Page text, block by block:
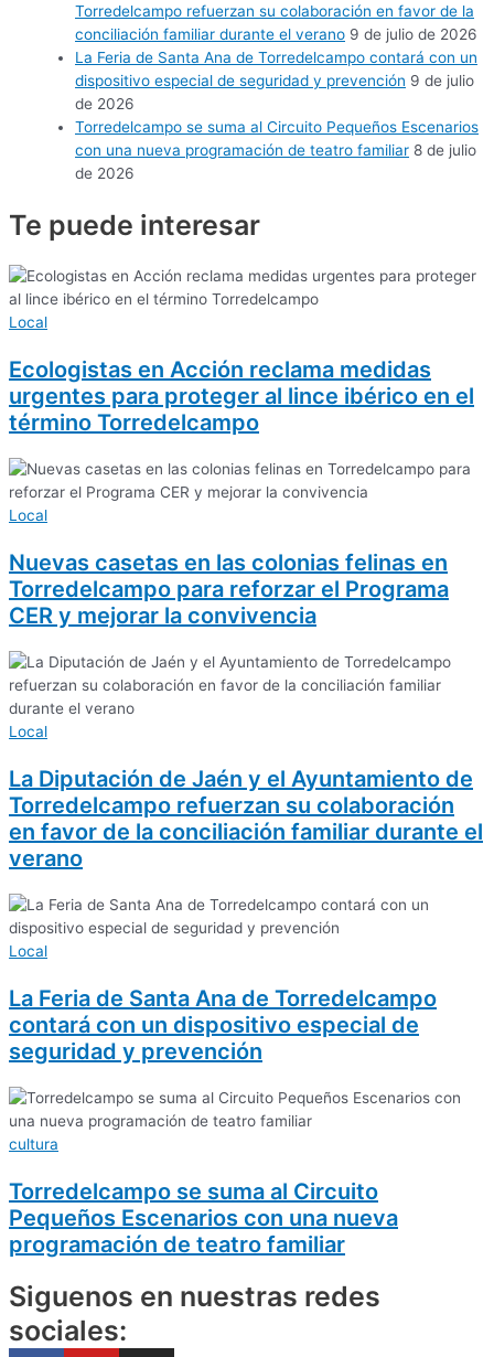
Torredelcampo refuerzan su colaboración en favor de la
conciliación familiar durante el verano 9 de julio de 2026
La Feria de Santa Ana de Torredelcampo contará con un
dispositivo especial de seguridad y prevención 9 de julio
de 2026
Torredelcampo se suma al Circuito Pequeños Escenarios
con una nueva programación de teatro familiar 8 de julio
de 2026
Te puede interesar
Local
Ecologistas en Acción reclama medidas
urgentes para proteger al lince ibérico en el
término Torredelcampo
Local
Nuevas casetas en las colonias felinas en
Torredelcampo para reforzar el Programa
CER y mejorar la convivencia
Local
La Diputación de Jaén y el Ayuntamiento de
Torredelcampo refuerzan su colaboración
en favor de la conciliación familiar durante el
verano
Local
La Feria de Santa Ana de Torredelcampo
contará con un dispositivo especial de
seguridad y prevención
cultura
Torredelcampo se suma al Circuito
Pequeños Escenarios con una nueva
programación de teatro familiar
Siguenos en nuestras redes
sociales: